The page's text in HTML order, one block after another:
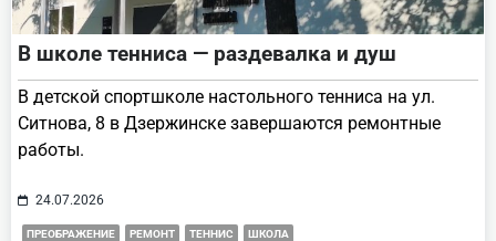
В школе тенниса — раздевалка и душ
В детской спортшколе настольного тенниса на ул.
Ситнова, 8 в Дзержинске завершаются ремонтные
работы.
24.07.2026
ПРЕОБРАЖЕНИЕ РЕМОНТ ТЕННИС ШКОЛА